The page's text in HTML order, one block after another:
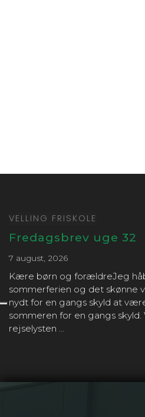
VELLING FRISKOLE
Fredagsbrev uge 32
7 august, 2026
Kære børn og forældreJeg
sommerferien og det skønne
nydt for en gangs skyld at
sommeren for en gangs skyld.
rejselysten ...